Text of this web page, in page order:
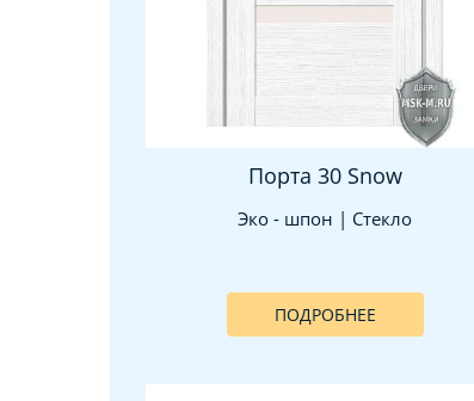
Порта 30 Snow
Эко - шпон | Стекло
ПОДРОБНЕЕ